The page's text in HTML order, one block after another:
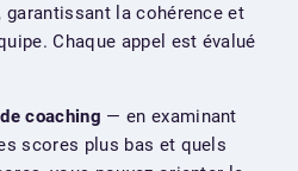
la cohérence et
Chaque appel est évalué
coaching — en examinant
scores plus bas et quels